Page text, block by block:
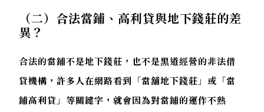
（二）合法當鋪、高利貸與地下錢莊的差
異？
合法的當鋪不是地下錢莊，也不是黑道經營的非法借
貸機構，許多人在網路看到「當舖地下錢莊」或「當
鋪高利貸」等關鍵字，就會因為對當鋪的運作不熟